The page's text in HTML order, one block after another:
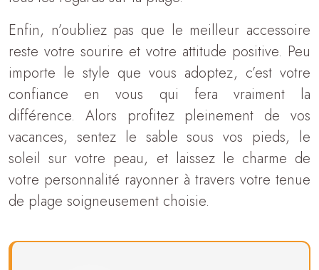
Enfin, n’oubliez pas que le meilleur accessoire
reste votre sourire et votre attitude positive. Peu
importe le style que vous adoptez, c’est votre
confiance en vous qui fera vraiment la
différence. Alors profitez pleinement de vos
vacances, sentez le sable sous vos pieds, le
soleil sur votre peau, et laissez le charme de
votre personnalité rayonner à travers votre tenue
de plage soigneusement choisie.